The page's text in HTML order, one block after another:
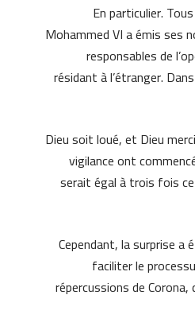
En particulier.
Mohammed VI a émis
responsables de
résidant à l’étranger.
Dieu soit loué, et Dieu
vigilance ont
serait égal à trois fois
Cependant, la surprise
faciliter le
répercussions de